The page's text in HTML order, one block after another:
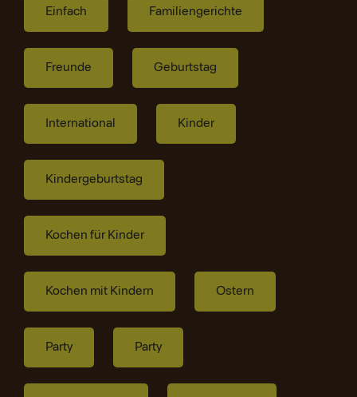
Einfach Familiengerichte
Freunde Geburtstag
International Kinder
Kindergeburtstag
Kochen für Kinder
Kochen mit Kindern Ostern
Party Party